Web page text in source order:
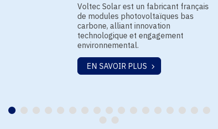
Voltec Solar est un fabricant français
de modules photovoltaïques bas
carbone, alliant innovation
technologique et engagement
environnemental.
EN SAVOIR PLUS